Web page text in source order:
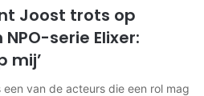
Joost trots op
serie Elixer:
mij’
van de acteurs die een rol mag